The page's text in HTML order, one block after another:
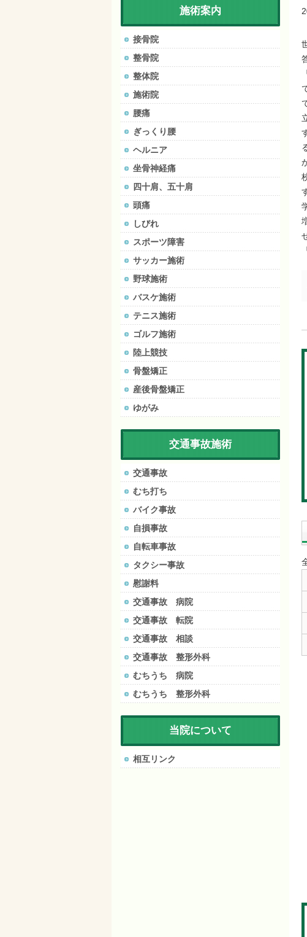
施術案内
接骨院
整骨院
整体院
施術院
腰痛
ぎっくり腰
ヘルニア
坐骨神経痛
四十肩、五十肩
頭痛
しびれ
スポーツ障害
サッカー施術
野球施術
バスケ施術
テニス施術
ゴルフ施術
陸上競技
骨盤矯正
産後骨盤矯正
ゆがみ
交通事故施術
交通事故
むち打ち
バイク事故
自損事故
自転車事故
タクシー事故
慰謝料
交通事故 病院
交通事故 転院
交通事故 相談
交通事故 整形外科
むちうち 病院
むちうち 整形外科
当院について
相互リンク